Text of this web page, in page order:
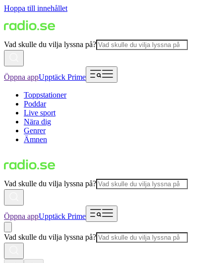
Hoppa till innehållet
Vad skulle du vilja lyssna på?
Öppna appUpptäck Prime
Toppstationer
Poddar
Live sport
Nära dig
Genrer
Ämnen
Vad skulle du vilja lyssna på?
Öppna appUpptäck Prime
Vad skulle du vilja lyssna på?